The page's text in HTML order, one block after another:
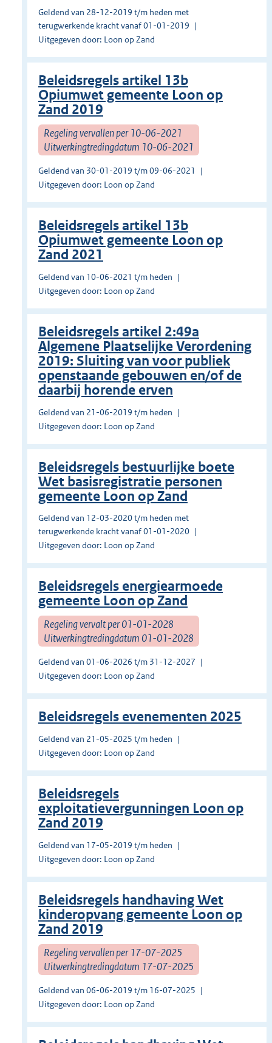
Geldend van 28-12-2019 t/m heden met
terugwerkende kracht vanaf 01-01-2019
Uitgegeven door: Loon op Zand
Beleidsregels artikel 13b
Opiumwet gemeente Loon op
Zand 2019
Regeling vervallen per 10-06-2021
Uitwerkingtredingdatum 10-06-2021
Geldend van 30-01-2019 t/m 09-06-2021
Uitgegeven door: Loon op Zand
Beleidsregels artikel 13b
Opiumwet gemeente Loon op
Zand 2021
Geldend van 10-06-2021 t/m heden
Uitgegeven door: Loon op Zand
Beleidsregels artikel 2:49a
Algemene Plaatselijke Verordening
2019: Sluiting van voor publiek
openstaande gebouwen en/of de
daarbij horende erven
Geldend van 21-06-2019 t/m heden
Uitgegeven door: Loon op Zand
Beleidsregels bestuurlijke boete
Wet basisregistratie personen
gemeente Loon op Zand
Geldend van 12-03-2020 t/m heden met
terugwerkende kracht vanaf 01-01-2020
Uitgegeven door: Loon op Zand
Beleidsregels energiearmoede
gemeente Loon op Zand
Regeling vervalt per 01-01-2028
Uitwerkingtredingdatum 01-01-2028
Geldend van 01-06-2026 t/m 31-12-2027
Uitgegeven door: Loon op Zand
Beleidsregels evenementen 2025
Geldend van 21-05-2025 t/m heden
Uitgegeven door: Loon op Zand
Beleidsregels
exploitatievergunningen Loon op
Zand 2019
Geldend van 17-05-2019 t/m heden
Uitgegeven door: Loon op Zand
Beleidsregels handhaving Wet
kinderopvang gemeente Loon op
Zand 2019
Regeling vervallen per 17-07-2025
Uitwerkingtredingdatum 17-07-2025
Geldend van 06-06-2019 t/m 16-07-2025
Uitgegeven door: Loon op Zand